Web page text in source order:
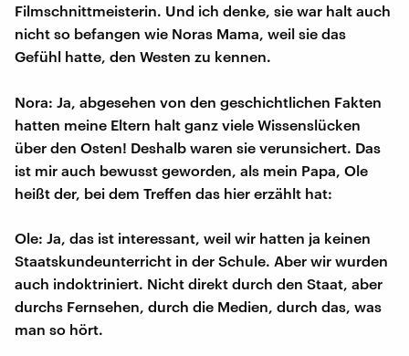
Filmschnittmeisterin. Und ich denke, sie war halt auch
nicht so befangen wie Noras Mama, weil sie das
Gefühl hatte, den Westen zu kennen.
Nora: Ja, abgesehen von den geschichtlichen Fakten
hatten meine Eltern halt ganz viele Wissenslücken
über den Osten! Deshalb waren sie verunsichert. Das
ist mir auch bewusst geworden, als mein Papa, Ole
heißt der, bei dem Treffen das hier erzählt hat:
Ole: Ja, das ist interessant, weil wir hatten ja keinen
Staatskundeunterricht in der Schule. Aber wir wurden
auch indoktriniert. Nicht direkt durch den Staat, aber
durchs Fernsehen, durch die Medien, durch das, was
man so hört.